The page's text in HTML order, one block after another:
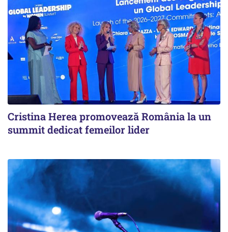
Cristina Herea promovează România la un
summit dedicat femeilor lider